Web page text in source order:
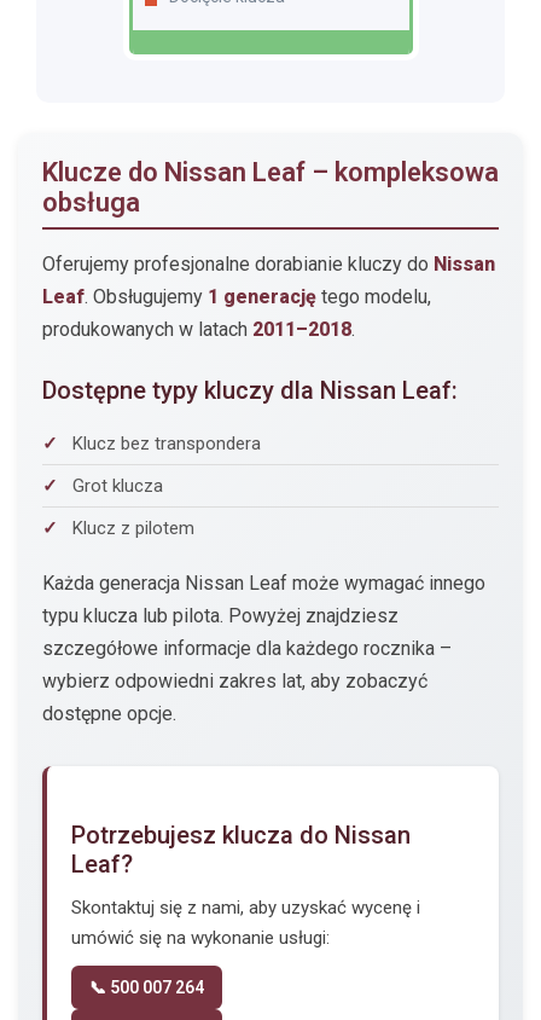
Klucze do Nissan Leaf – kompleksowa
obsługa
Oferujemy profesjonalne dorabianie kluczy do Nissan
Leaf. Obsługujemy 1 generację tego modelu,
produkowanych w latach 2011–2018.
Dostępne typy kluczy dla Nissan Leaf:
Klucz bez transpondera
Grot klucza
Klucz z pilotem
Każda generacja Nissan Leaf może wymagać innego
typu klucza lub pilota. Powyżej znajdziesz
szczegółowe informacje dla każdego rocznika –
wybierz odpowiedni zakres lat, aby zobaczyć
dostępne opcje.
Potrzebujesz klucza do Nissan
Leaf?
Skontaktuj się z nami, aby uzyskać wycenę i
umówić się na wykonanie usługi:
📞 500 007 264